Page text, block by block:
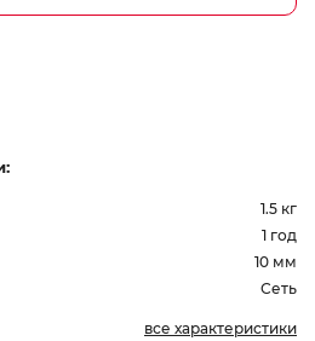
1.5 кг
1 год
10 мм
Сеть
все характеристики